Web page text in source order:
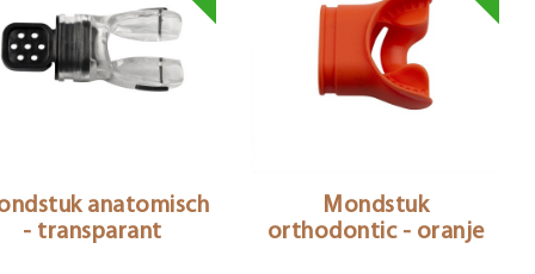
anatomisch
- transparant
Mondstuk
orthodontic - oranje